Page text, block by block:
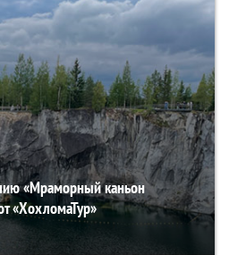
«Мраморный каньон
«ХохломаТур»